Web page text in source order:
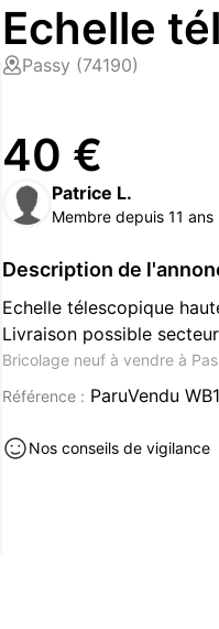
Echelle
Passy (74190)
40 €
Patrice L.
Membre depuis 11 ans
Description de
Echelle télescopique
Livraison possible
Bricolage neuf à vendre à
Référence : ParuVendu
Nos conseils de vigilance